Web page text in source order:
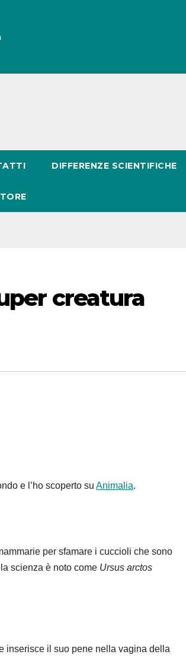
DIFFERENZE SCIENTIFICHE
creatura
e l’ho scoperto su Animalia.
per sfamare i cuccioli che sono
scienza è noto come Ursus arctos
inserisce il suo pene nella vagina della